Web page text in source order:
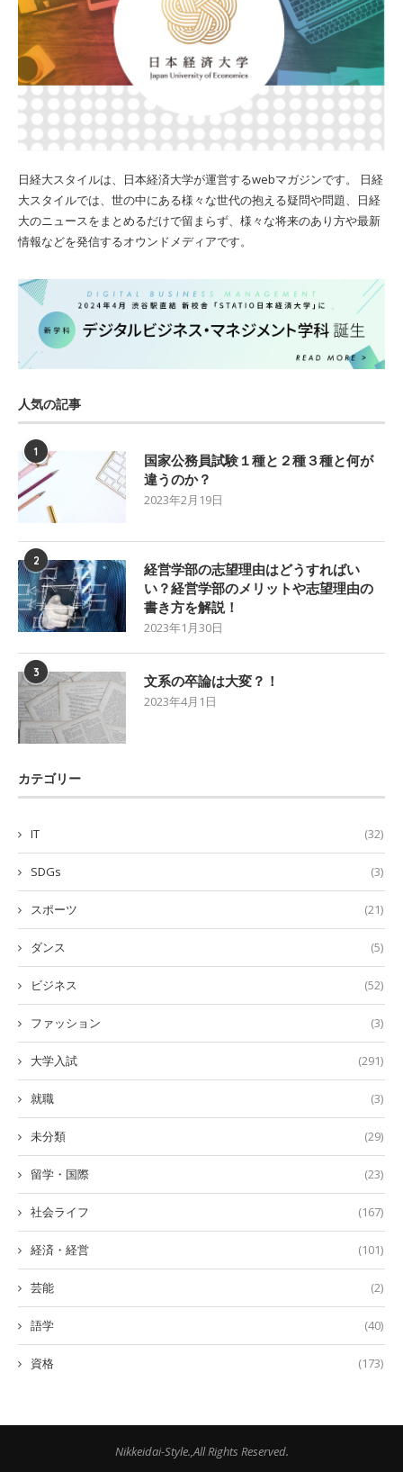
日経大スタイルは、日本経済大学が運営するwebマガジンです。 日経
大スタイルでは、世の中にある様々な世代の抱える疑問や問題、日経
大のニュースをまとめるだけで留まらず、様々な将来のあり方や最新
情報などを発信するオウンドメディアです。
人気の記事
1
国家公務員試験１種と２種３種と何が
違うのか？
2023年2月19日
2
経営学部の志望理由はどうすればい
い？経営学部のメリットや志望理由の
書き方を解説！
2023年1月30日
3 文系の卒論は大変？！
2023年4月1日
カテゴリー
IT (32)
SDGs (3)
スポーツ (21)
ダンス (5)
ビジネス (52)
ファッション (3)
大学入試 (291)
就職 (3)
未分類 (29)
留学・国際 (23)
社会ライフ (167)
経済・経営 (101)
芸能 (2)
語学 (40)
資格 (173)
Nikkeidai-Style.,All Rights Reserved.